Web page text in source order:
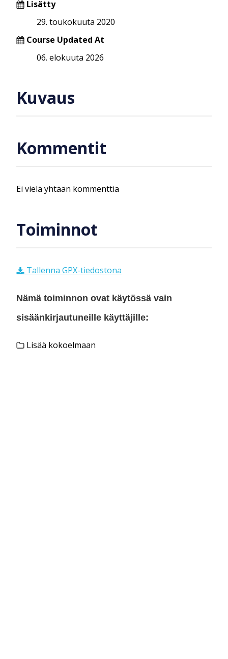
Lisätty
29. toukokuuta 2020
Course Updated At
06. elokuuta 2026
Kuvaus
Kommentit
Ei vielä yhtään kommenttia
Toiminnot
Tallenna GPX-tiedostona
Nämä toiminnon ovat käytössä vain
sisäänkirjautuneille käyttäjille:
Lisää kokoelmaan